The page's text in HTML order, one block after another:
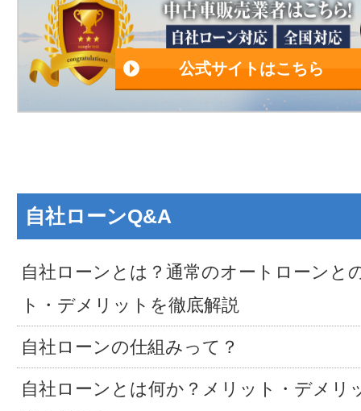
公式サイトはこちら
自社ローンQ&A
自社ローンとは？通常のオートローンと
ト・デメリットを徹底解説
自社ローンの仕組みって？
自社ローンとは何か？メリット・デメリ